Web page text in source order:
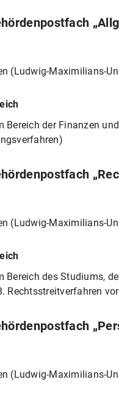
(Ludwig-Maximilians-
Bereich der Finanzen
(Ludwig-Maximilians-
Bereich des Studiums,
Rechtsstreitverfahren
(Ludwig-Maximilians-